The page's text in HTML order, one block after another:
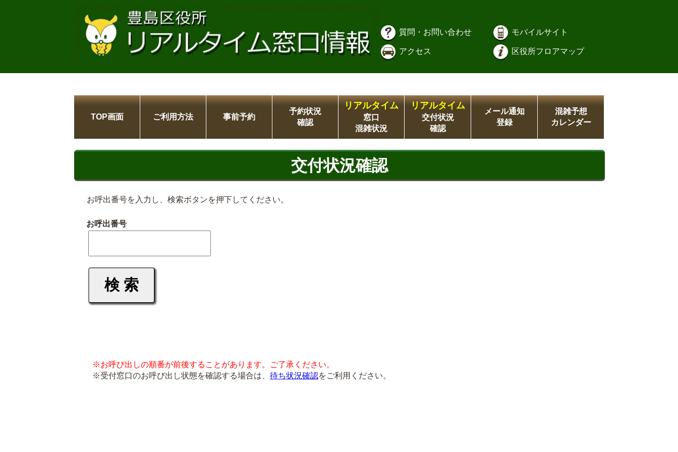
質問・お問い合わせ モバイルサイト
アクセス 区役所フロアマップ
TOP画面 ご利用方法 事前予約
予約状況
確認
リアルタイム
窓口
混雑状況
リアルタイム
交付状況
確認
メール通知
登録
混雑予想
カレンダー
交付状況確認
お呼出番号を入力し、検索ボタンを押下してください。
お呼出番号
※お呼び出しの順番が前後することがあります。ご了承ください。
※受付窓口のお呼び出し状態を確認する場合は、 待ち状況確認をご利用ください。